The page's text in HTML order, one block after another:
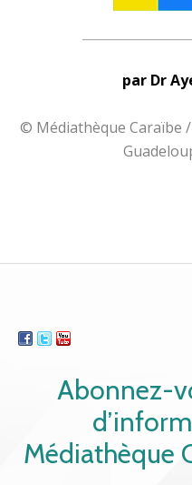
par Dr
© Médiathèque Caraïbe
Abonnez-
Médiathèque